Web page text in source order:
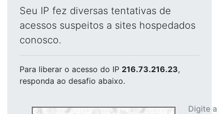
Seu IP fez diversas tentativas de
acessos suspeitos a sites hospedados
conosco.
Para liberar o acesso do IP 216.73.216.23,
responda ao desafio abaixo.
Digite